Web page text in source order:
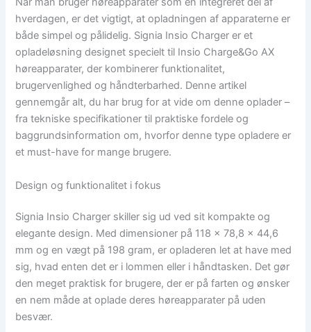
hverdagen, er det vigtigt, at opladningen af apparaterne er
både simpel og pålidelig. Signia Insio Charger er et
opladeløsning designet specielt til Insio Charge&Go AX
høreapparater, der kombinerer funktionalitet,
brugervenlighed og håndterbarhed. Denne artikel
gennemgår alt, du har brug for at vide om denne oplader –
fra tekniske specifikationer til praktiske fordele og
baggrundsinformation om, hvorfor denne type opladere er
et must-have for mange brugere.
Design og funktionalitet i fokus
Signia Insio Charger skiller sig ud ved sit kompakte og
elegante design. Med dimensioner på 118 x 78,8 x 44,6
mm og en vægt på 198 gram, er opladeren let at have med
sig, hvad enten det er i lommen eller i håndtasken. Det gør
den meget praktisk for brugere, der er på farten og ønsker
en nem måde at oplade deres høreapparater på uden
besvær.